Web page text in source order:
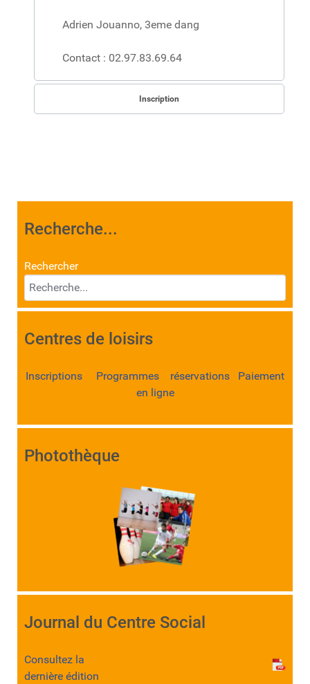
Adrien Jouanno, 3eme dang
Contact : 02.97.83.69.64
Inscription
Recherche...
Rechercher
Centres de loisirs
Inscriptions Programmes réservations Paiement
en ligne
Photothèque
Journal du Centre Social
Consultez la
dernière édition